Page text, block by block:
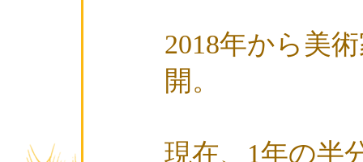
2018年から美
開。
現在、1年の半